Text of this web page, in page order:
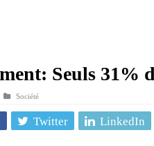
Seuls 31%
Société
Twitter LinkedIn